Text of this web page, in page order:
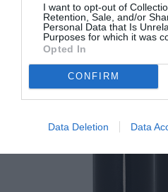
I want to opt-out of
Retention, Sale, and/or
Personal Data that Is
Purposes for which it was
Opted In
CONFIRM
Data Deletion Data
Rouge Pur Couture The